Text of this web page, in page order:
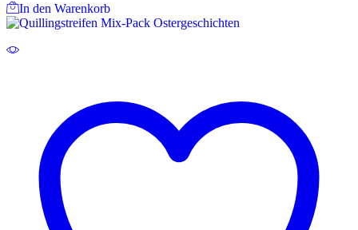
In den Warenkorb